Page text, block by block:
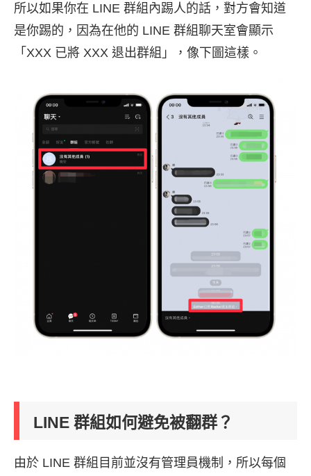
所以如果你在 LINE 群組內踢人的話，對方會知道
是你踢的，因為在他的 LINE 群組聊天室會顯示
「XXX 已將 XXX 退出群組」，像下圖這樣。
LINE 群組如何避免被翻群？
由於 LINE 群組目前並沒有管理員機制，所以每個